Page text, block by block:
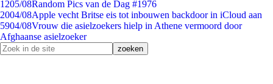
1205/08Random Pics van de Dag #1976
2004/08Apple vecht Britse eis tot inbouwen backdoor in iCloud aan
5904/08Vrouw die asielzoekers hielp in Athene vermoord door
Afghaanse asielzoeker